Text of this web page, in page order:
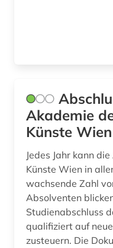
douglas (1)
dpa (1)
drama (18)
dramatiker (1)
dramatikerin (1)
dramaturgie (1)
Akademie
Künste Wien
Jedes Jahr kann
Künste Wien in
wachsende Zahl
Absolventen
Studienabschluss
qualifiziert auf
zusteuern. Die